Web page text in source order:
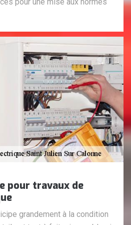
pour travaux de
grandement à la condition